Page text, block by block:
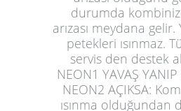
durumda
arızası meydana
petekleri ısınmaz.
servis den destek
NEON1 YAVAŞ
NEON2 AÇIKSA:
ısınma olduğundan